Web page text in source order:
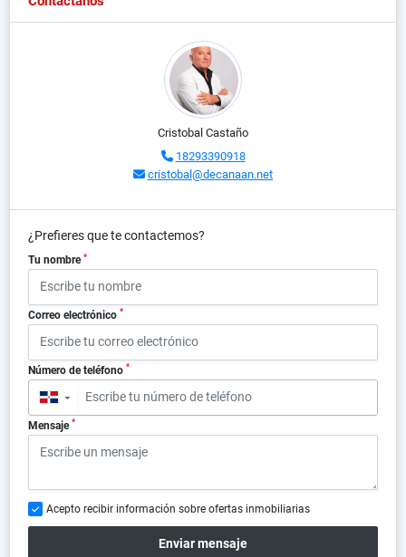
Cristobal Castaño
18293390918
cristobal@decanaan.net
¿Prefieres que te contactemos?
Tu nombre *
Correo electrónico *
Número de teléfono *
▼
Mensaje *
Acepto recibir información sobre ofertas inmobiliarias
Enviar mensaje